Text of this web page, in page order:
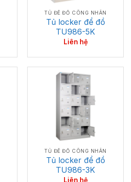
TỦ ĐỂ ĐỒ CÔNG NHÂN
Tủ locker để đồ
TU986-5K
Liên hệ
TỦ ĐỂ ĐỒ CÔNG NHÂN
Tủ locker để đồ
TU986-3K
Liên hệ